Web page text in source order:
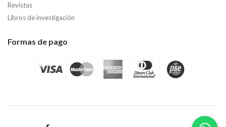
Revistas
Libros de investigación
Formas de pago